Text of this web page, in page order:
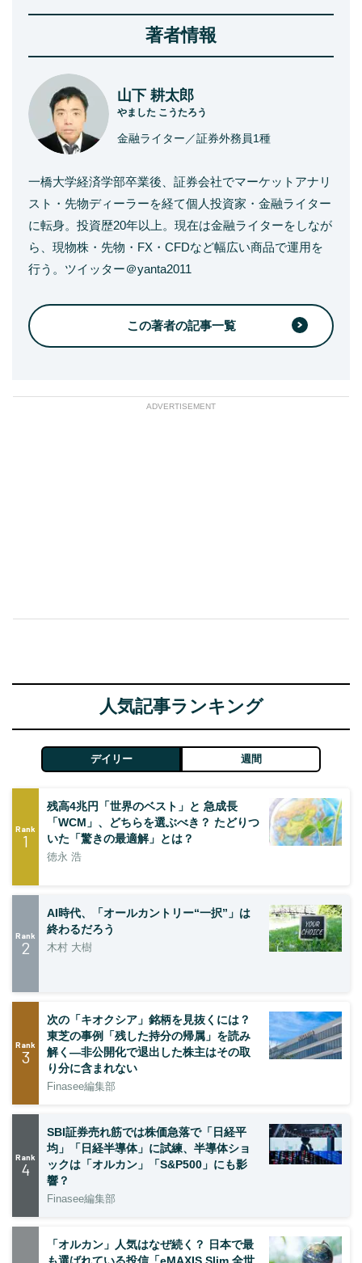
著者情報
山下 耕太郎
やました こうたろう
金融ライター／証券外務員1種
一橋大学経済学部卒業後、証券会社でマーケットアナリ
スト・先物ディーラーを経て個人投資家・金融ライター
に転身。投資歴20年以上。現在は金融ライターをしなが
ら、現物株・先物・FX・CFDなど幅広い商品で運用を
行う。ツイッター＠yanta2011
この著者の記事一覧
ADVERTISEMENT
人気記事ランキング
デイリー 週間
Rank
1
残高4兆円「世界のベスト」と 急成長
「WCM」、どちらを選ぶべき？ たどりつ
いた「驚きの最適解」とは？
徳永 浩
Rank
2
AI時代、「オールカントリー“一択”」は
終わるだろう
木村 大樹
Rank
3
次の「キオクシア」銘柄を見抜くには？
東芝の事例「残した持分の帰属」を読み
解く—非公開化で退出した株主はその取
り分に含まれない
Finasee編集部
Rank
4
SBI証券売れ筋では株価急落で「日経平
均」「日経半導体」に試練、半導体ショ
ックは「オルカン」「S&P500」にも影
響？
Finasee編集部
「オルカン」人気はなぜ続く？ 日本で最